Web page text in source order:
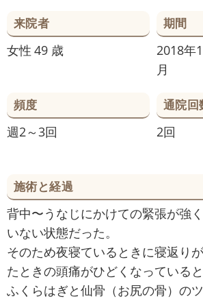
来院者
女性 49 歳
期間
2018年
月
頻度
週2～3回
通院回
2回
施術と経過
背中〜うなじにかけての緊張が強
いない状態だった。
そのため夜寝ているときに寝返り
たときの頭痛がひどくなっていると
ふくらはぎと仙骨（お尻の骨）の